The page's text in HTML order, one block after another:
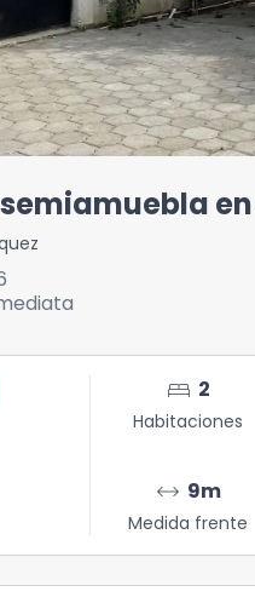
bed 2
Habitaciones
arrow_range 9m
Medida frente